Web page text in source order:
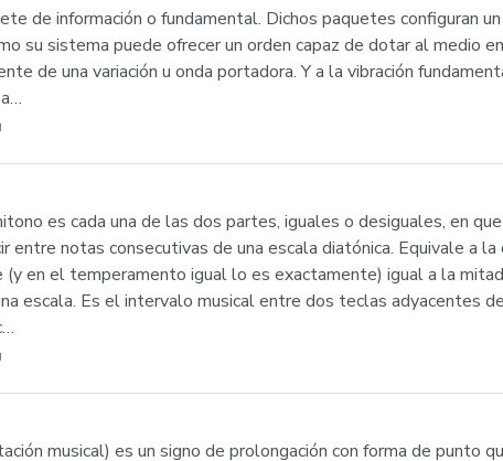
de información o fundamental. Dichos paquetes configuran
su sistema puede ofrecer un orden capaz de dotar al medio
de una variación u onda portadora. Y a la vibración
es cada una de las dos partes, iguales o desiguales, en
entre notas consecutivas de una escala diatónica. Equivale a
(y en el temperamento igual lo es exactamente) igual a la
escala. Es el intervalo musical entre dos teclas adyacentes
musical) es un signo de prolongación con forma de punto